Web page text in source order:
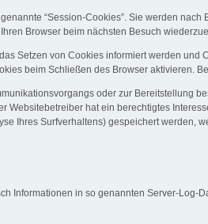
“Session-Cookies”. Sie werden
Browser beim nächsten Besuch
Setzen von Cookies informiert werden
beim Schließen des Browser aktivieren.
oder zur Bereitstellung
Websitebetreiber hat ein berechtigtes
Ihres Surfverhaltens) gespeichert werden,
Informationen in so genannten Server-Log-